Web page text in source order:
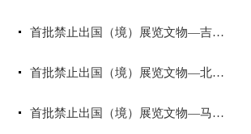
首批禁止出国（境）展览文物—吉祥遍至口和本续
首批禁止出国（境）展览文物—北朝红地云珠日天锦
首批禁止出国（境）展览文物—马王堆一号汉墓T型帛画